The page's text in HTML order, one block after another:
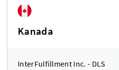
Kanada
InterFulfillment Inc. - DLS